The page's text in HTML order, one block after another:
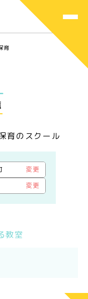
育
育のスクール
変更
変更
教室